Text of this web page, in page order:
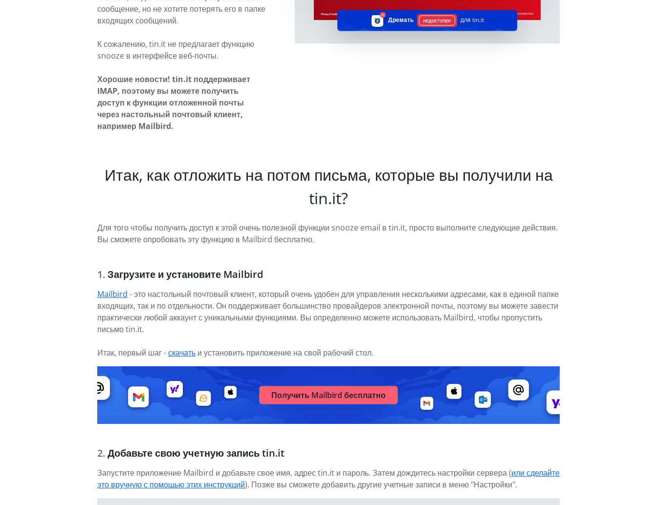
сообщение, но не хотите потерять его в папке
входящих сообщений.
К сожалению, tin.it не предлагает функцию
snooze в интерфейсе веб-почты.
Хорошие новости! tin.it поддерживает
IMAP, поэтому вы можете получить
доступ к функции отложенной почты
через настольный почтовый клиент,
например Mailbird.
Дремать НЕДОСТУПЕН для tin.it
Итак, как отложить на потом письма, которые вы получили на
tin.it?
Для того чтобы получить доступ к этой очень полезной функции snooze email в tin.it, просто выполните следующие действия.
Вы сможете опробовать эту функцию в Mailbird бесплатно.
Загрузите и установите Mailbird
Mailbird - это настольный почтовый клиент, который очень удобен для управления несколькими адресами, как в единой папке
входящих, так и по отдельности. Он поддерживает большинство провайдеров электронной почты, поэтому вы можете завести
практически любой аккаунт с уникальными функциями. Вы определенно можете использовать Mailbird, чтобы пропустить
письмо tin.it.
Итак, первый шаг -скачать и установить приложение на свой рабочий стол.
Получить Mailbird бесплатно
Добавьте свою учетную запись tin.it
Запустите приложение Mailbird и добавьте свое имя, адрес tin.it и пароль. Затем дождитесь настройки сервера (или сделайте
это вручную с помощью этих инструкций). Позже вы сможете добавить другие учетные записи в меню "Настройки".